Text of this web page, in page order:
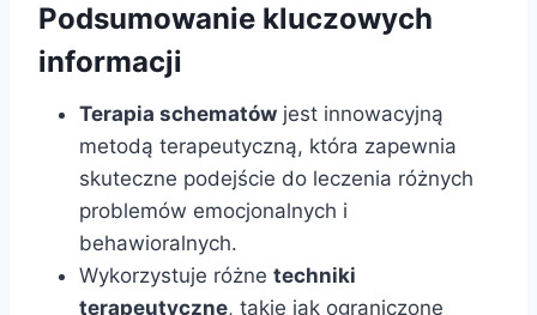
Podsumowanie kluczowych
informacji
Terapia schematów jest innowacyjną
metodą terapeutyczną, która zapewnia
skuteczne podejście do leczenia różnych
problemów emocjonalnych i
behawioralnych.
Wykorzystuje różne techniki
terapeutyczne, takie jak ograniczone